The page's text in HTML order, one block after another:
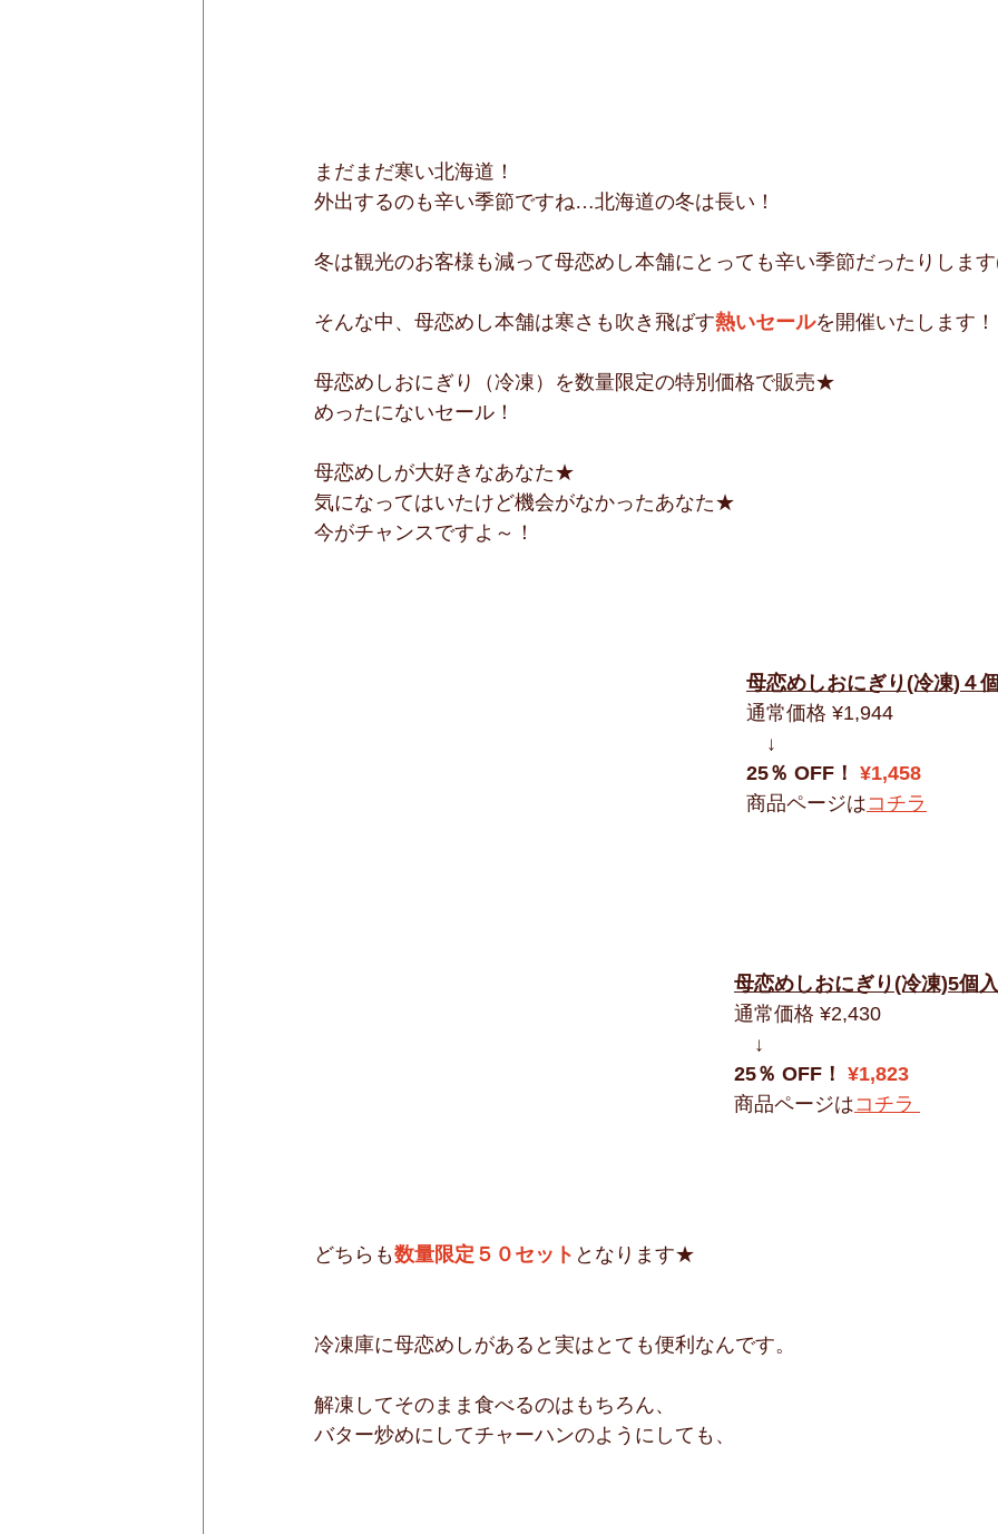
まだまだ寒い北海道！
外出するのも辛い季節ですね…北海道の冬は長い！
冬は観光のお客様も減って母恋めし本舗にとっても辛い季節だったりしま
そんな中、母恋めし本舗は寒さも吹き飛ばす熱いセールを開催いたします
母恋めしおにぎり（冷凍）を数量限定の特別価格で販売★
めったにないセール！
母恋めしが大好きなあなた★
気になってはいたけど機会がなかったあなた★
今がチャンスですよ～！
母恋めしおにぎり(冷凍)４
通常価格 ¥1,944
↓
25％ OFF！ ¥1,458
商品ページはコチラ
母恋めしおにぎり(冷凍)5個
通常価格 ¥2,430
↓
25％ OFF！ ¥1,823
商品ページはコチラ
どちらも数量限定５０セット となります★
冷凍庫に母恋めしがあると実はとても便利なんです。
解凍してそのまま食べるのはもちろん、
バター炒めにしてチャーハンのようにしても、